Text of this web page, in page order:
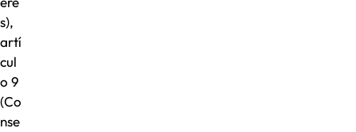
s),
artí
cul
o 9
(Co
nse